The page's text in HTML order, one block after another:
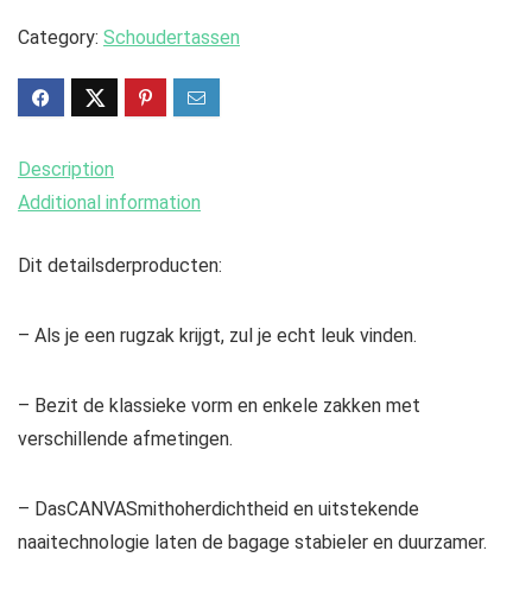
Category: Schoudertassen
Description
Additional information
Dit detailsderproducten:
– Als je een rugzak krijgt, zul je echt leuk vinden.
– Bezit de klassieke vorm en enkele zakken met
verschillende afmetingen.
– DasCANVASmithoherdichtheid en uitstekende
naaitechnologie laten de bagage stabieler en duurzamer.